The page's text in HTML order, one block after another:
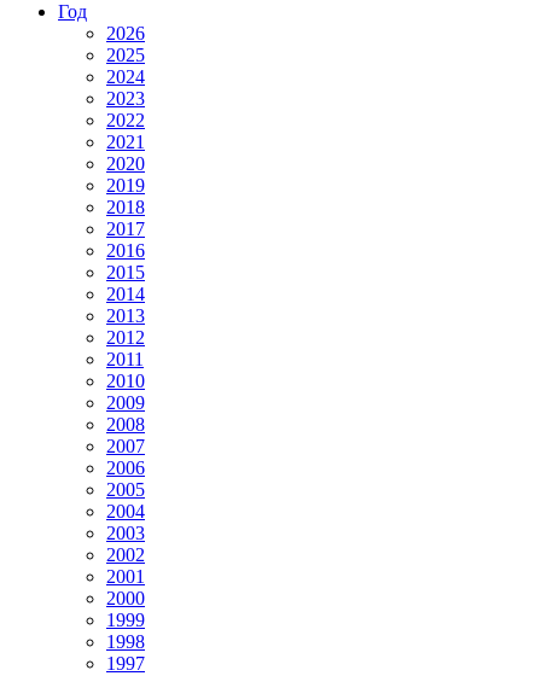
Год
2026
2025
2024
2023
2022
2021
2020
2019
2018
2017
2016
2015
2014
2013
2012
2011
2010
2009
2008
2007
2006
2005
2004
2003
2002
2001
2000
1999
1998
1997